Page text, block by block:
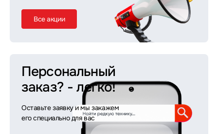
Все акции
Персональный
заказ? - легко!
Оставьте заявку и мы закажем
его специально для вас